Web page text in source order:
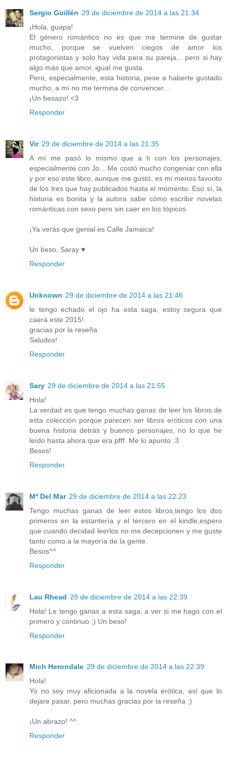
Sergio Guillén 29 de diciembre de 2014 a las 21:34
¡Hola, guapa!
El género romántico no es que me termine de gustar
mucho, porque se vuelven ciegos de amor los
protagonistas y solo hay vida para su pareja... pero si hay
algo más que amor, igual me gusta.
Pero, especialmente, esta historia, pese a haberte gustado
mucho, a mí no me termina de convencer...
¡Un besazo! <3
Responder
Vir 29 de diciembre de 2014 a las 21:35
A mí me pasó lo mismo que a ti con los personajes,
especialmente con Jo... Me costó mucho congeniar con ella
y por eso este libro, aunque me gustó, es mi menos favorito
de los tres que hay publicados hasta el momento. Eso sí, la
historia es bonita y la autora sabe cómo escribir novelas
románticas con sexo pero sin caer en los tópicos.
¡Ya verás que genial es Calle Jamaica!
Un beso, Saray ♥
Responder
Unknown 29 de diciembre de 2014 a las 21:46
le tengo echado el ojo ha esta saga, estoy segura que
caerá este 2015!
gracias por la reseña
Saludos!
Responder
Sary 29 de diciembre de 2014 a las 21:55
Hola!
La verdad es que tengo muchas ganas de leer los libros de
esta colección porque parecen ser libros eróticos con una
buena historia detrás y buenos personajes, no lo que he
leído hasta ahora que era pfff. Me lo apunto :3
Besos!
Responder
Mª Del Mar 29 de diciembre de 2014 a las 22:23
Tengo muchas ganas de leer estos libros,tengo los dos
primeros en la estantería y el tercero en el kindle,espero
que cuando decidad leerlos no me decepcionen y me guste
tanto como a la mayoría de la gente.
Besos^^
Responder
Lau Rhead 29 de diciembre de 2014 a las 22:39
Hola! Le tengo ganas a esta saga, a ver si me hago con el
primero y continuo ;) Un beso!
Responder
Mich Herondale 29 de diciembre de 2014 a las 22:39
Hola!
Yo no soy muy aficionada a la novela erótica, así que lo
dejare pasar, pero muchas gracias por la reseña :)
¡Un abrazo! ^^
Responder